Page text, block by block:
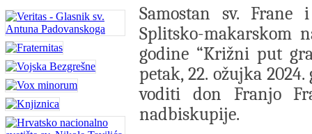
Samostan sv. Frane
Splitsko-makarskom
godine “Križni put
petak, 22. ožujka
voditi don Franjo
nadbiskupije.